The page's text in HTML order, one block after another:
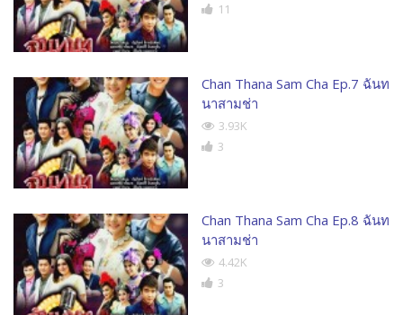
11
Chan Thana Sam Cha Ep.7 ฉันท
นาสามช่า
3.93K
3
Chan Thana Sam Cha Ep.8 ฉันท
นาสามช่า
4.42K
3